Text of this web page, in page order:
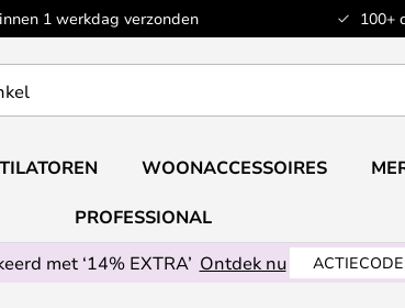
1 werkdag verzonden 100+
WOONACCESSOIRES
PROFESSIONAL
met ‘14% EXTRA’ Ontdek nu